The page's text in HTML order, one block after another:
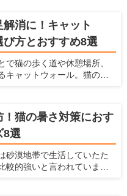
所で爪をとがれることは大
す。飼い主を悩ませる爪を
い代表的な場所は、壁・
があげられます。愛猫の不
とぎの対策は「愛猫が好む
用意すること」です。 今回
消に！キャット
び方とおすすめ8選
で猫の歩く道や休憩場所、
キャットウォール。猫の祖
敵から身を守りやすい」と
感がうまれます。 また猫の
次元化されることにより、
・運動不足解消にも役立ち
ットウォールには、複数の
設置し組み合わせて使うも
！猫の暑さ対策におす
8選
砂漠地帯で生活していたた
較的強いと言われていま